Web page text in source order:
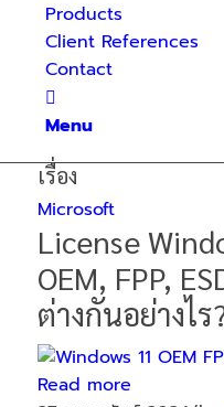
Products
Client References
Contact
Menu
เรื่อง
Microsoft
License
OEM, FPP,
ต่างกันอย่างไร
Read more